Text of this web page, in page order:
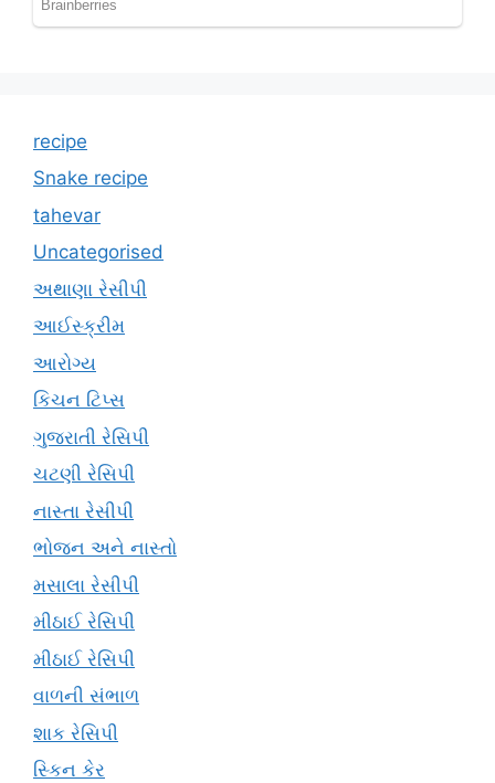
recipe
Snake recipe
tahevar
Uncategorised
અથાણા રેસીપી
આઈસ્ક્રીમ
આરોગ્ય
કિચન ટિપ્સ
ગુજરાતી રેસિપી
ચટણી રેસિપી
નાસ્તા રેસીપી
ભોજન અને નાસ્તો
મસાલા રેસીપી
મીઠાઈ રેસિપી
મીઠાઈ રેસિપી
વાળની સંભાળ
શાક રેસિપી
સ્કિન કેર